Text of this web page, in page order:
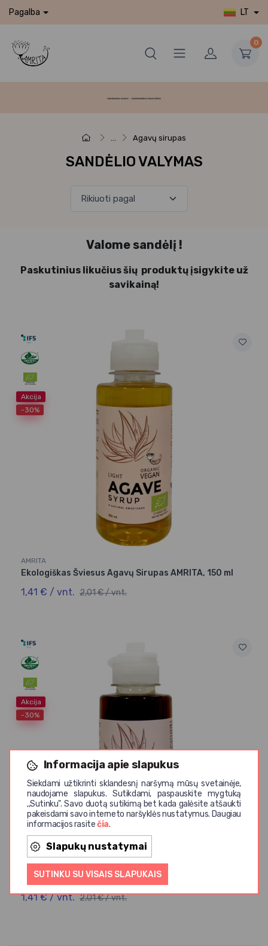
Informacija apie slapukus
Siekdami užtikrinti sklandesnį naršymą mūsų svetainėje,
naudojame slapukus. Sutikdami, paspauskite mygtuką
,,Sutinku". Savo duotą sutikimą bet kada galėsite atšaukti
pakeisdami savo interneto naršyklės nustatymus. Daugiau
informacijos rasitečia.
Slapukų nustatymai
SUTINKU SU VISAIS SLAPUKAIS
Pagalba LT
0
... Agavų sirupas
SANDĖLIO VALYMAS
Valome sandėlį !
Paskutinius likučius šių produktų įsigykite už
savikainą!
Akcija
-30%
AMRITA
Ekologiškas Šviesus Agavų Sirupas AMRITA, 150 ml
1,41 € / vnt. 2,01 € / vnt.
Akcija
-30%
AMRITA
Ekologiškas Tamsus Agavų Sirupas AMRITA, 150 ml
1,41 € / vnt. 2,01 € / vnt.